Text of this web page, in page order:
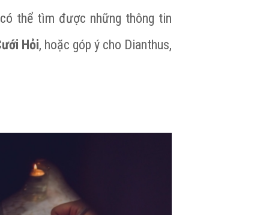
thể tìm được những thông tin
Hỏi, hoặc góp ý cho Dianthus,